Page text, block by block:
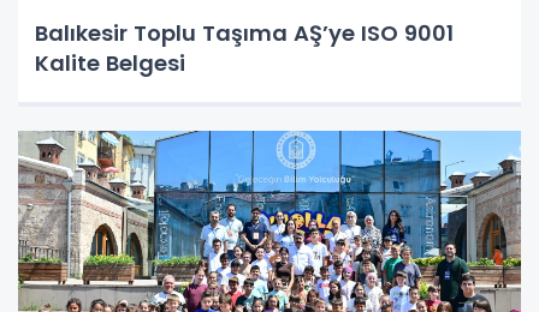
Balıkesir Toplu Taşıma AŞ’ye ISO 9001
Kalite Belgesi